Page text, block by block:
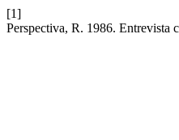
[1]
Perspectiva, R. 1986.